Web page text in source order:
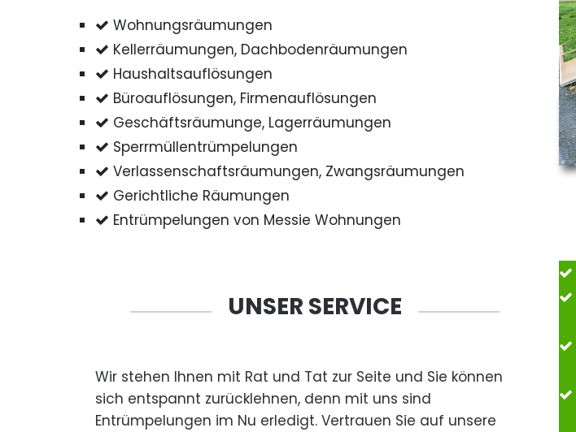
Wohnungsräumungen
Kellerräumungen, Dachbodenräumungen
Haushaltsauflösungen
Büroauflösungen, Firmenauflösungen
Geschäftsräumunge, Lagerräumungen
Sperrmüllentrümpelungen
Verlassenschaftsräumungen, Zwangsräumungen
Gerichtliche Räumungen
Entrümpelungen von Messie Wohnungen
UNSER SERVICE
Wir stehen Ihnen mit Rat und Tat zur Seite und Sie können
sich entspannt zurücklehnen, denn mit uns sind
Entrümpelungen im Nu erledigt. Vertrauen Sie auf unsere